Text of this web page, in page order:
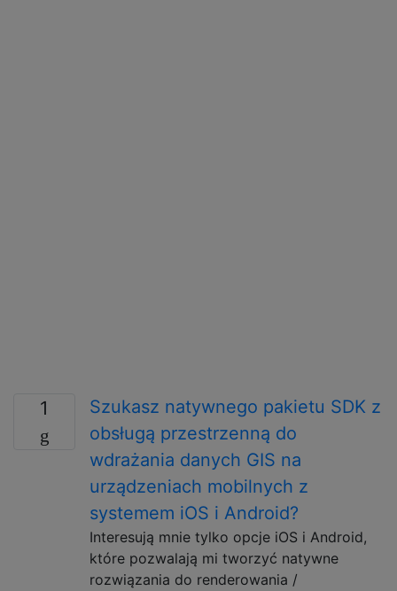
1
Szukasz natywnego pakietu SDK z
obsługą przestrzenną do
wdrażania danych GIS na
urządzeniach mobilnych z
systemem iOS i Android?
Interesują mnie tylko opcje iOS i Android,
które pozwalają mi tworzyć natywne
rozwiązania do renderowania /